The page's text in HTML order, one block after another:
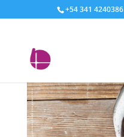
+54 341 4240386